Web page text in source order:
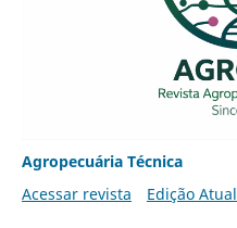
Agropecuária Técnica
Acessar revista
Edição Atual